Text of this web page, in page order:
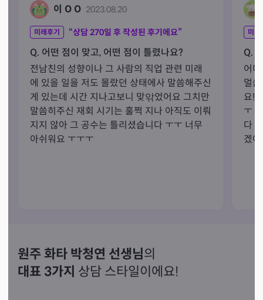
이 O O 2023.08.20
미래후기 “상담270일 후 작성된 후기에요”
Q. 어떤 점이 맞고, 어떤 점이 틀렸나요?
전남친의 성향이나 그 사람의 직업 관련 미래
에 있을 일을 저도 몰랐던 상태에사 말씀해주신
게 있는데 시간 지나고보니 맞앆었어요 그치만
말씀히주신 재회 시기는 훌쩍 지나 아직도 이뤄
지지 않아 그 공수는 틀리셨습니다 ㅜㅜ 너무
아쉬워요 ㅜㅜㅜ
미래
Q.
어
멀
요!
ㅜ
다
겠
원주 화타 박청연 선생님의
대표 3가지 상담 스타일이에요!